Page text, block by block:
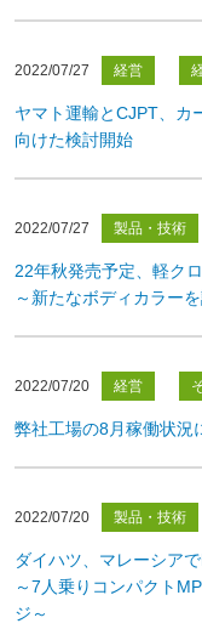
2022/07/27 経営
ヤマト運輸とCJPT、カ
向けた検討開始
2022/07/27 製品・技術
22年秋発売予定、軽ク
～新たなボディカラー
2022/07/20 経営
弊社工場の8月稼働状況
2022/07/20 製品・技術
ダイハツ、マレーシア
～7人乗りコンパクト
ジ～